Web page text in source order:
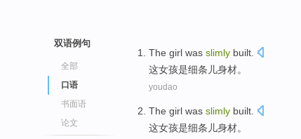
双语例句
全部
口语
书面语
论文
The girl was slimly built.
这女孩是细条 儿身材。
youdao
The girl was slimly built.
这女孩是细条 儿身材。